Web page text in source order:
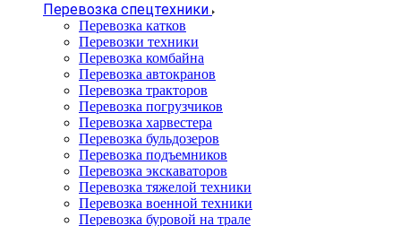
Перевозка спецтехники
Перевозка катков
Перевозки техники
Перевозка комбайна
Перевозка автокранов
Перевозка тракторов
Перевозка погрузчиков
Перевозка харвестера
Перевозка бульдозеров
Перевозка подъемников
Перевозка экскаваторов
Перевозка тяжелой техники
Перевозка военной техники
Перевозка буровой на трале